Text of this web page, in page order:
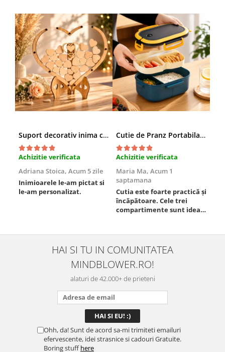
Suport decorativ inima cu mesaje, Cadou cu suflet
Achizitie verificata
Adriana Stoica, Acum 5 zile
Inimioarele le-am pictat si
le-am personalizat.
Cutie de Pranz Portabila cu Compartimente
Achizitie verificata
Maria Ma, Acum 1
saptamana
Cutia este foarte practică și
încăpătoare. Cele trei
compartimente sunt ideale
este sigură, fără scurgeri. O
folosesc aproape zilnic la
serviciu și sunt foarte
mulțumită.
HAI SI TU IN COMUNITATEA
MINDBLOWER.RO!
alaturi de 42.000+ de prieteni
Ohh, da! Sunt de acord sa-mi trimiteti emailuri
efervescente, idei strasnice si cadouri Gratuite.
Boring stuffhere